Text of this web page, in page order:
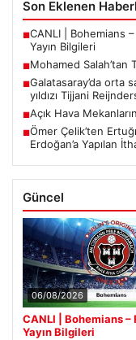
Son Eklenen
■CANLI | Bohemians
Yayın Bilgileri
■Mohamed Salah’tan
■Galatasaray’da orta
yıldızı Tijjani
■Açık Hava
■Ömer Çelik’ten
Erdoğan’a Yapılan
Güncel
06/08/2026
CANLI | Bohemians –
Yayın Bilgileri